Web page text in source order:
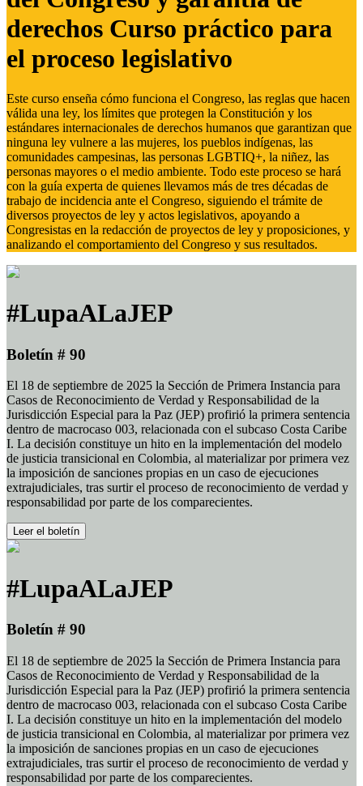
derechos Curso práctico para
el proceso legislativo
Este curso enseña cómo funciona el Congreso, las reglas que hacen
válida una ley, los límites que protegen la Constitución y los
estándares internacionales de derechos humanos que garantizan que
ninguna ley vulnere a las mujeres, los pueblos indígenas, las
comunidades campesinas, las personas LGBTIQ+, la niñez, las
personas mayores o el medio ambiente. Todo este proceso se hará
con la guía experta de quienes llevamos más de tres décadas de
trabajo de incidencia ante el Congreso, siguiendo el trámite de
diversos proyectos de ley y actos legislativos, apoyando a
Congresistas en la redacción de proyectos de ley y proposiciones, y
analizando el comportamiento del Congreso y sus resultados.
#LupaALaJEP
Boletín # 90
El 18 de septiembre de 2025 la Sección de Primera Instancia para
Casos de Reconocimiento de Verdad y Responsabilidad de la
Jurisdicción Especial para la Paz (JEP) profirió la primera sentencia
dentro de macrocaso 003, relacionada con el subcaso Costa Caribe
I. La decisión constituye un hito en la implementación del modelo
de justicia transicional en Colombia, al materializar por primera vez
la imposición de sanciones propias en un caso de ejecuciones
extrajudiciales, tras surtir el proceso de reconocimiento de verdad y
responsabilidad por parte de los comparecientes.
Leer el boletín
#LupaALaJEP
Boletín # 90
El 18 de septiembre de 2025 la Sección de Primera Instancia para
Casos de Reconocimiento de Verdad y Responsabilidad de la
Jurisdicción Especial para la Paz (JEP) profirió la primera sentencia
dentro de macrocaso 003, relacionada con el subcaso Costa Caribe
I. La decisión constituye un hito en la implementación del modelo
de justicia transicional en Colombia, al materializar por primera vez
la imposición de sanciones propias en un caso de ejecuciones
extrajudiciales, tras surtir el proceso de reconocimiento de verdad y
responsabilidad por parte de los comparecientes.